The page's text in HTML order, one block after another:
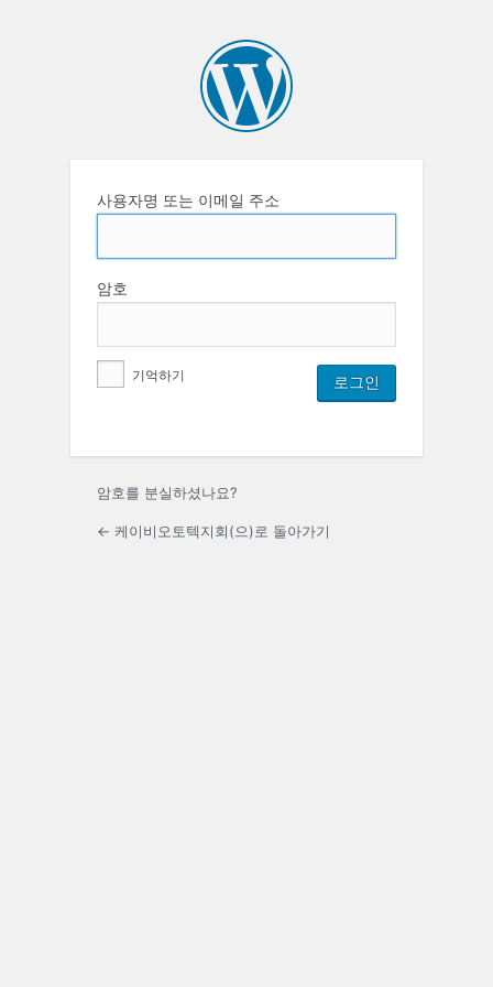
사용자명 또는 이메일 주소
암호
기억하기
암호를 분실하셨나요?
← 케이비오토텍지회(으)로 돌아가기